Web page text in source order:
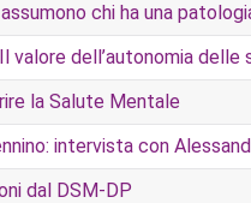
chi ha una
valore dell’autonomia delle
la Salute Mentale
intervista con
dal DSM-DP